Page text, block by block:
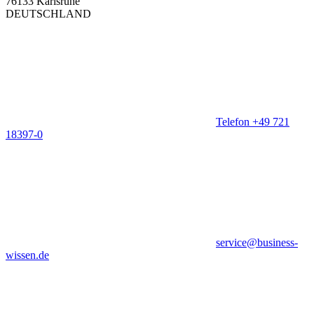
DEUTSCHLAND
Telefon +49 721
18397-0
service@business-
wissen.de